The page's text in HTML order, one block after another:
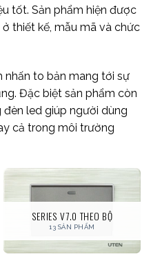
tốt. Sản phẩm hiện được
thiết kế, mẫu mã và chức
nhấn to bản mang tới sự
Đặc biệt sản phẩm còn
led giúp người dùng
cả trong môi trường
SERIES V7.0 THEO BỘ
13 SẢN PHẨM